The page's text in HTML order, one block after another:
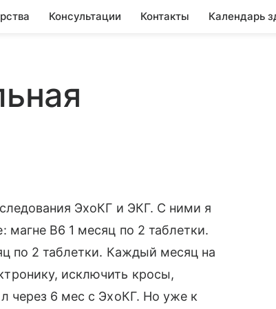
Консультации Контакты Календарь
ЭхоКГ и ЭКГ. С ними я
магне В6 1 месяц по 2 таблетки.
по 2 таблетки. Каждый месяц на
исключить кросы,
через 6 мес с ЭхоКГ. Но уже к